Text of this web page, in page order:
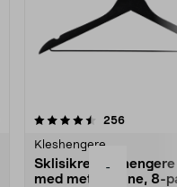
-
256
Kleshengere
Sklisikre
med metallpinne, 8-
4.5av 5 stjerner